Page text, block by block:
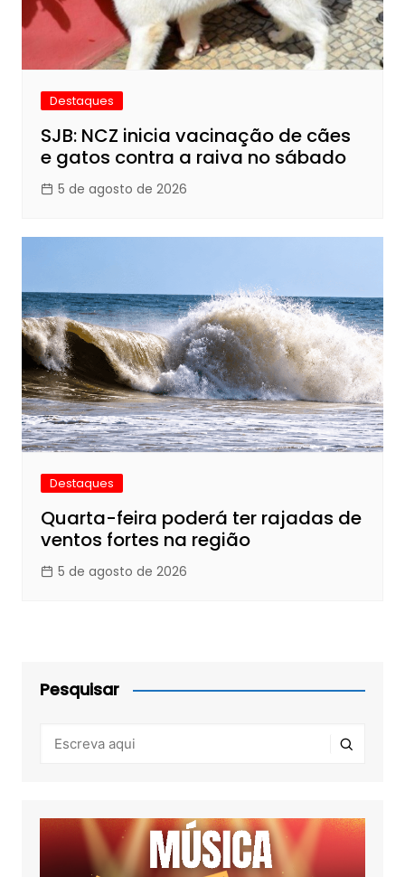
Destaques
SJB: NCZ inicia vacinação de cães
e gatos contra a raiva no sábado
5 de agosto de 2026
Destaques
Quarta-feira poderá ter rajadas de
ventos fortes na região
5 de agosto de 2026
Pesquisar